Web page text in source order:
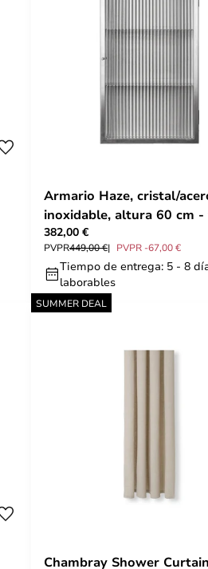
Armario Haze, cristal/
inoxidable, altura 60 cm -
LIVING
382,00 €
PVPR449,00 € PVPR -67,00 €
Tiempo de entrega: 5 - 8
laborables
SUMMER DEAL
Chambray Shower